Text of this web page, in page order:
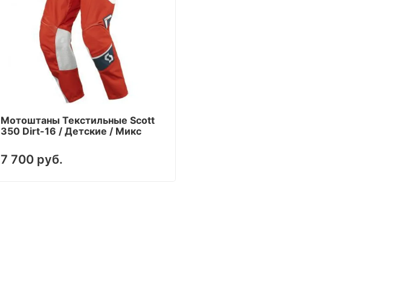
Мотоштаны Текстильные Scott
350 Dirt-16 / Детские / Микс
7 700 руб.